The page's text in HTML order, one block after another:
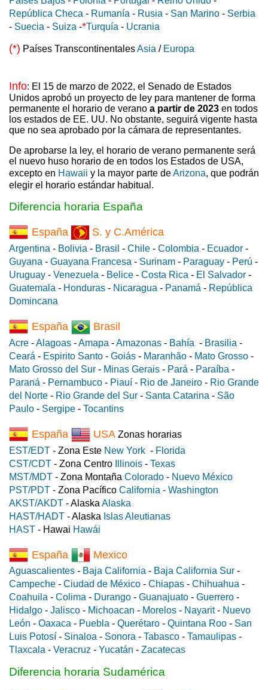
República Checa - Rumanía - Rusia - San Marino - Serbia
- Suecia - Suiza -*Turquía - Ucrania
(*) Países TranscontinentalesAsia / Europa
Info: El 15 de marzo de 2022, el Senado de Estados
Unidos aprobó un proyecto de ley para mantener de forma
permanente el horario de verano a partir de 2023 en todos
los estados de EE. UU. No obstante, seguirá vigente hasta
que no sea aprobado por la cámara de representantes.
De aprobarse la ley, el horario de verano permanente será
el nuevo huso horario de en todos los Estados de USA,
excepto en Hawaii y la mayor parte deArizona, que podrán
elegir el horario estándar habitual.
Diferencia horaria España
España S. y C.América
Argentina - Bolivia - Brasil - Chile - Colombia - Ecuador -
Guyana - Guayana Francesa - Surinam - Paraguay - Perú -
Uruguay - Venezuela - Belice - Costa Rica - El Salvador -
Guatemala - Honduras - Nicaragua - Panamá - República
Domincana
España Brasil
Acre -Alagoas -Amapa -Amazonas - Bahía - Brasilia -
Ceará - Espirito Santo - Goiás - Maranhão - Mato Grosso -
Mato Grosso del Sur - Minas Gerais - Pará - Paraíba -
Paraná - Pernambuco - Piauí - Rio de Janeiro - Rio Grande
del Norte - Rio Grande del Sur - Santa Catarina - São
Paulo - Sergipe - Tocantins
España USA Zonas horarias
EST/EDT - Zona Este New York - Florida
CST/CDT - Zona Centro Illinois - Texas
MST/MDT - Zona Montaña Colorado - Nuevo México
PST/PDT - Zona Pacífico California - Washington
AKST/AKDT - Alaska Alaska
HAST/HADT - Alaska Islas Aleutianas
HAST - Hawai Hawái
España Mexico
Aguascalientes - Baja California - Baja California Sur -
Campeche - Ciudad de México - Chiapas - Chihuahua -
Coahuila - Colima - Durango - Guanajuato - Guerrero -
Hidalgo - Jalisco - Michoacan - Morelos - Nayarit- Nuevo
León - Oaxaca - Puebla - Querétaro - Quintana Roo - San
Luis Potosí - Sinaloa - Sonora - Tabasco - Tamaulipas -
Tlaxcala - Veracruz - Yucatán - Zacatecas
Diferencia horaria Sudamérica